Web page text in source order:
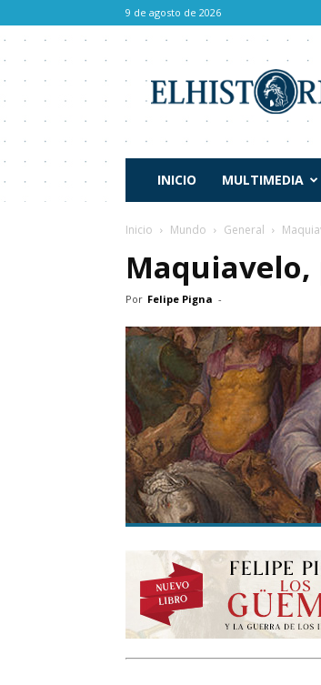
9 de agosto de 2026
Historiador
INICIO MULTIMEDIA
Inicio Mundo General
Maquiavelo,
Por Felipe Pigna -